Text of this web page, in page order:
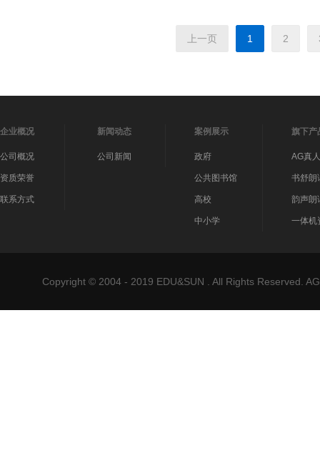
上一页 1 2
企业概况
公司概况
资质荣誉
联系方式
新闻动态
公司新闻
案例展示
政府
公共图书馆
高校
中小学
旗下产
AG真
书舒朗
韵声朗
一体机
Copyright © 2004 - 2019 EDU&SUN . All Rights Reserved.